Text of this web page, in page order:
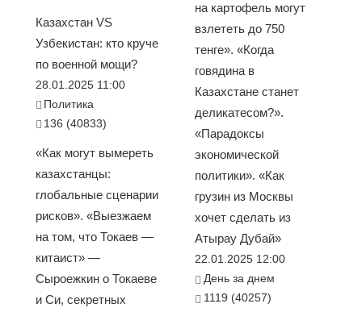
Казахстан VS
Узбекистан: кто круче
по военной мощи?
28.01.2025 11:00
Политика
136 (40833)
«Как могут вымереть
казахстанцы:
глобальные сценарии
рисков». «Выезжаем
на том, что Токаев —
китаист» —
Сыроежкин о Токаеве
и Си, секретных
на картофель могут
взлететь до 750
тенге». «Когда
говядина в
Казахстане станет
деликатесом?».
«Парадоксы
экономической
политики». «Как
грузин из Москвы
хочет сделать из
Атырау Дубай»
22.01.2025 12:00
День за днем
1119 (40257)